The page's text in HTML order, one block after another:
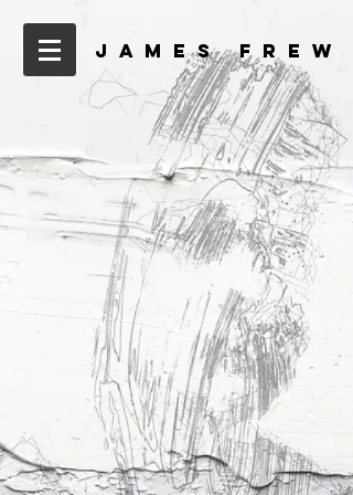
J A M E S F R E W